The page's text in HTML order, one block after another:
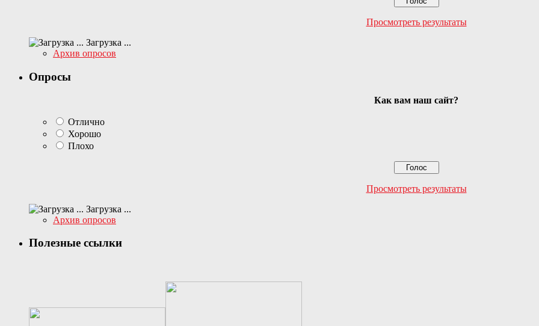
Просмотреть результаты
Загрузка ...
Архив опросов
Опросы
Как вам наш сайт?
Отлично
Хорошо
Плохо
Просмотреть результаты
Загрузка ...
Архив опросов
Полезные ссылки